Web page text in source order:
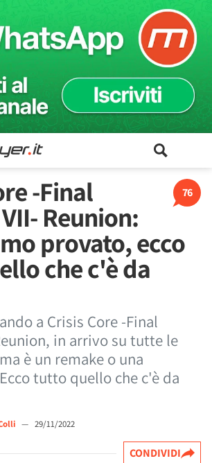
76
-Final
Reunion:
provato, ecco
che c'è da
a Crisis Core -Final
in arrivo su tutte le
è un remake o una
tutto quello che c'è da
— 29/11/2022
CONDIVIDI